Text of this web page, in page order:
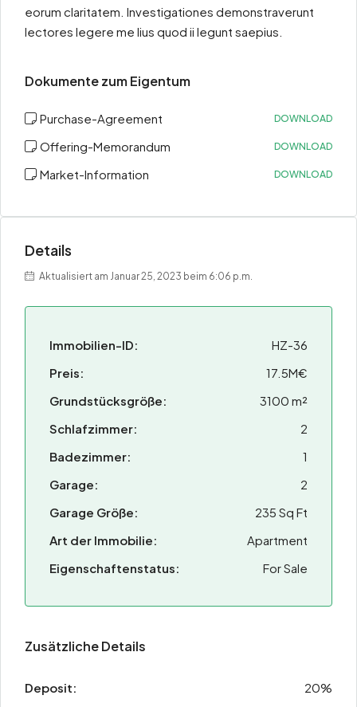
eorum claritatem. Investigationes demonstraverunt
lectores legere me lius quod ii legunt saepius.
Dokumente zum Eigentum
Purchase-Agreement DOWNLOAD
Offering-Memorandum DOWNLOAD
Market-Information DOWNLOAD
Details
Aktualisiert am Januar 25, 2023 beim 6:06 p.m.
Immobilien-ID:
HZ-36
Preis:
17.5M€
Grundstücksgröße:
3100 m²
Schlafzimmer:
2
Badezimmer:
1
Garage:
2
Garage Größe:
235 Sq Ft
Art der Immobilie:
Apartment
Eigenschaftenstatus:
For Sale
Zusätzliche Details
Deposit:
20%